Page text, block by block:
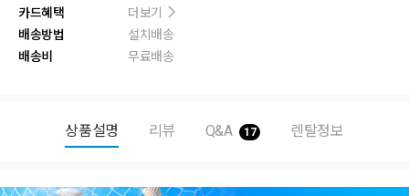
카드혜택
더보기
배송방법
설치배송
배송비
무료배송
상품설명 리뷰 Q&A 17 렌탈정보